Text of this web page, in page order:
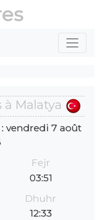
à Malatya
vendredi 7 août
Fejr
03:51
Dhuhr
12:33